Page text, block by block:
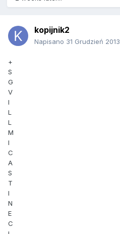
kopijnik2
Napisano 31 Grudzień 2013
+
S
G
V
I
L
L
M
I
C
A
S
T
I
N
E
C